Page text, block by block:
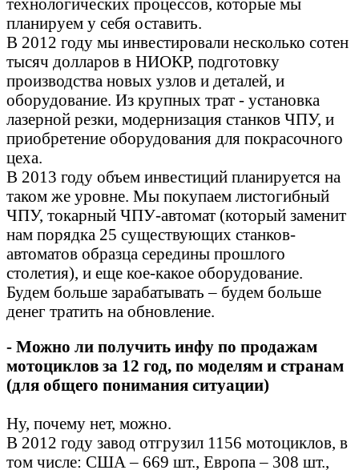
планируем у себя оставить.
В 2012 году мы инвестировали несколько сотен
тысяч долларов в НИОКР, подготовку
производства новых узлов и деталей, и
оборудование. Из крупных трат - установка
лазерной резки, модернизация станков ЧПУ, и
приобретение оборудования для покрасочного
цеха.
В 2013 году объем инвестиций планируется на
таком же уровне. Мы покупаем листогибный
ЧПУ, токарный ЧПУ-автомат (который заменит
нам порядка 25 существующих станков-
автоматов образца середины прошлого
столетия), и еще кое-какое оборудование.
Будем больше зарабатывать – будем больше
денег тратить на обновление.
- Можно ли получить инфу по продажам
мотоциклов за 12 год, по моделям и странам
(для общего понимания ситуации)
Ну, почему нет, можно.
В 2012 году завод отгрузил 1156 мотоциклов, в
том числе: США – 669 шт., Европа – 308 шт.,